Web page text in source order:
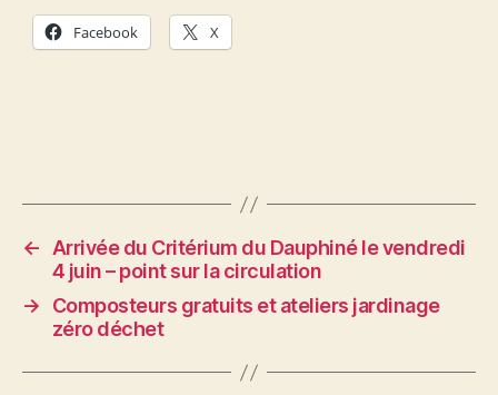
Facebook X
←
Arrivée du Critérium du Dauphiné le vendredi
4 juin – point sur la circulation
→
Composteurs gratuits et ateliers jardinage
zéro déchet